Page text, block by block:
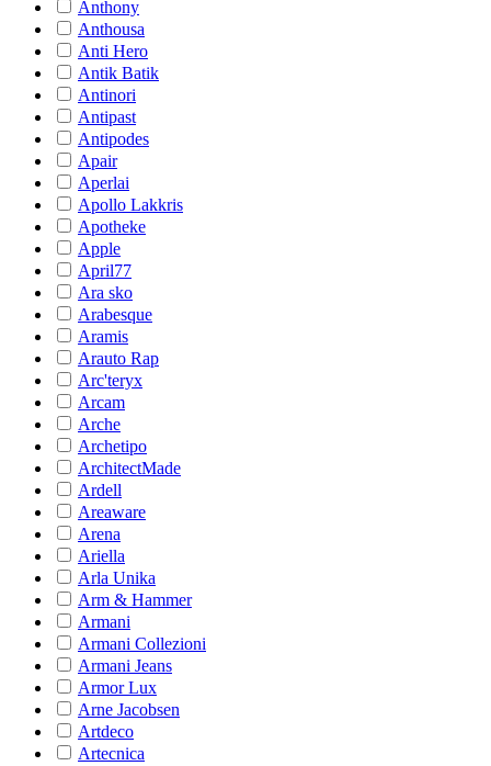
Anthony
Anthousa
Anti Hero
Antik Batik
Antinori
Antipast
Antipodes
Apair
Aperlai
Apollo Lakkris
Apotheke
Apple
April77
Ara sko
Arabesque
Aramis
Arauto Rap
Arc'teryx
Arcam
Arche
Archetipo
ArchitectMade
Ardell
Areaware
Arena
Ariella
Arla Unika
Arm & Hammer
Armani
Armani Collezioni
Armani Jeans
Armor Lux
Arne Jacobsen
Artdeco
Artecnica